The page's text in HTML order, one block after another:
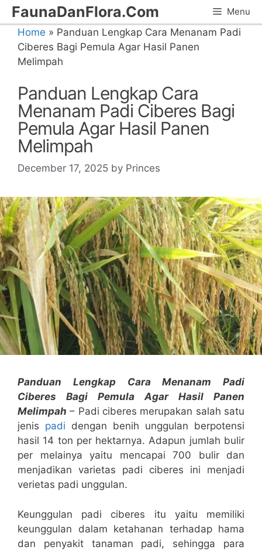
Skip
to
content
FaunaDanFlora.Com Menu
Home » Panduan Lengkap Cara Menanam Padi
Ciberes Bagi Pemula Agar Hasil Panen
Melimpah
Panduan Lengkap Cara
Menanam Padi Ciberes Bagi
Pemula Agar Hasil Panen
Melimpah
December 17, 2025 by Princes
Panduan Lengkap Cara Menanam Padi
Ciberes Bagi Pemula Agar Hasil Panen
Melimpah – Padi ciberes merupakan salah satu
jenis padi dengan benih unggulan berpotensi
hasil 14 ton per hektarnya. Adapun jumlah bulir
per melainya yaitu mencapai 700 bulir dan
menjadikan varietas padi ciberes ini menjadi
verietas padi unggulan.
Keunggulan padi ciberes itu yaitu memiliki
keunggulan dalam ketahanan terhadap hama
dan penyakit tanaman padi, sehingga para